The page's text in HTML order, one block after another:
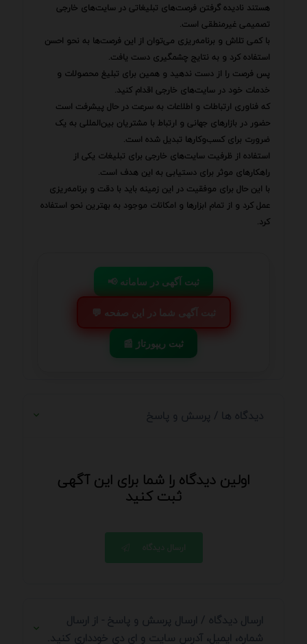
هستند نادیده گرفتن فرصت‌های تبلیغاتی در سایت‌های خارجی
تصمیمی غیرمنطقی است.
با کمی تلاش و برنامه‌ریزی می‌توان از این فرصت‌ها به نحو احسن
استفاده کرد و به نتایج چشمگیری دست یافت.
پس فرصت را از دست ندهید و همین برای تبلیغ محصولات و
خدمات خود در سایت‌های خارجی اقدام کنید.
که فناوری ارتباطات و اطلاعات به سرعت در حال پیشرفت است
حضور در بازارهای جهانی و ارتباط با مشتریان بین‌المللی به یک
ضرورت برای کسب‌وکارها تبدیل شده است.
استفاده از ظرفیت سایت‌های خارجی برای تبلیغات یکی از
راهکارهای موثر برای دستیابی به این هدف است.
با این حال برای موفقیت در این زمینه باید با دقت و برنامه‌ریزی
عمل کرد و از تمام ابزارها و امکانات موجود به بهترین نحو استفاده
کرد.
📢 ثبت آگهی در سامانه
💬 ثبت آگهی شما در این صفحه
📰 ثبت ریپورتاژ
دیدگاه ها / پرسش و پاسخ
اولین دیدگاه را شما برای این آگهی
ثبت کنید
ارسال دیدگاه
ارسال دیدگاه / ارسال پرسش و پاسخ - از ارسال
شماره، ایمیل، آدرس سایت و ای دی خودداری کنید.